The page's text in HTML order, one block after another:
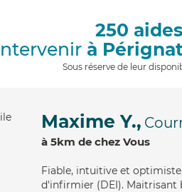
250
à
Sous réserve de leur
Maxime Y.,
à 5km de chez Vous
Fiable, intuitive et
d'infirmier (DEI). Maitrisant